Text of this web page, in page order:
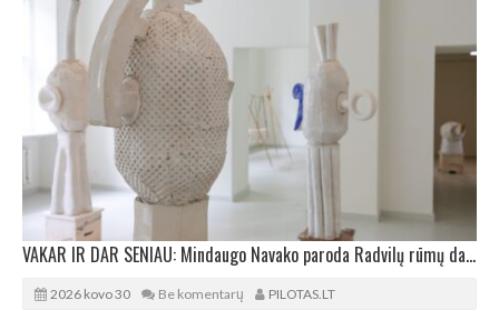
VAKAR IR DAR SENIAU: Mindaugo Navako paroda Radvilų rūmų dailės muziejuje
2026 kovo 30 Be komentarų PILOTAS.LT